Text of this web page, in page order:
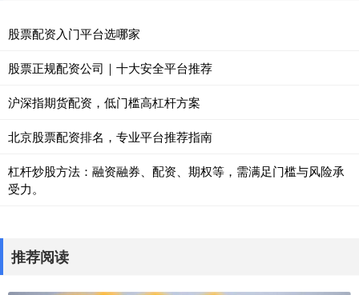
股票配资入门平台选哪家
股票正规配资公司｜十大安全平台推荐
沪深指期货配资，低门槛高杠杆方案
北京股票配资排名，专业平台推荐指南
杠杆炒股方法：融资融券、配资、期权等，需满足门槛与风险承
受力。
推荐阅读